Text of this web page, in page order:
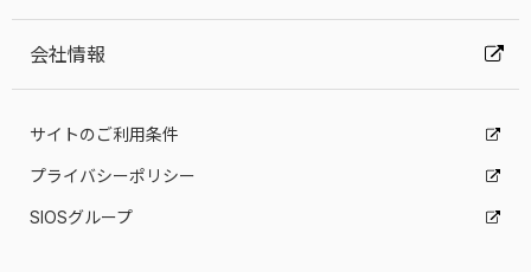
会社情報
サイトのご利用条件
プライバシーポリシー
SIOSグループ